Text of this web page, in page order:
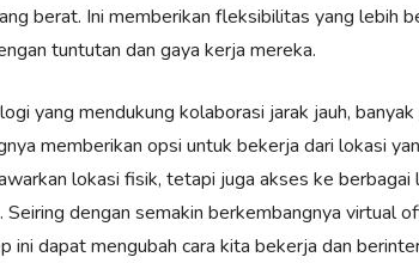
berat. Ini memberikan fleksibilitas yang lebih
tuntutan dan gaya kerja mereka.
yang mendukung kolaborasi jarak jauh,
memberikan opsi untuk bekerja dari lokasi
lokasi fisik, tetapi juga akses ke berbagai
dengan semakin berkembangnya virtual
ini dapat mengubah cara kita bekerja dan